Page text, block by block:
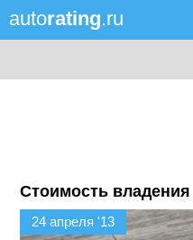
autorating.ru
Стоимость
24 апреля '13